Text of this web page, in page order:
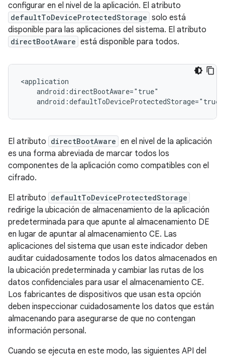
configurar en el nivel de la aplicación. El atributo
defaultToDeviceProtectedStorage solo está
disponible para las aplicaciones del sistema. El atributo
directBootAware está disponible para todos.
<application
    android:directBootAware="true"
El atributo directBootAware en el nivel de la aplicación
es una forma abreviada de marcar todos los
componentes de la aplicación como compatibles con el
cifrado.
El atributo defaultToDeviceProtectedStorage
redirige la ubicación de almacenamiento de la aplicación
predeterminada para que apunte al almacenamiento DE
en lugar de apuntar al almacenamiento CE. Las
aplicaciones del sistema que usan este indicador deben
auditar cuidadosamente todos los datos almacenados en
la ubicación predeterminada y cambiar las rutas de los
datos confidenciales para usar el almacenamiento CE.
Los fabricantes de dispositivos que usan esta opción
deben inspeccionar cuidadosamente los datos que están
almacenando para asegurarse de que no contengan
información personal.
Cuando se ejecuta en este modo, las siguientes API del